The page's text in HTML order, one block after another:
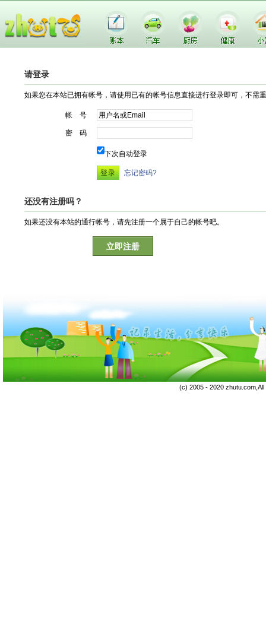
请登录
如果您在本站已拥有帐号，请使用已有的帐号信息直接进行登录即可，不需
帐 号
密 码
下次自动登录
忘记密码?
还没有注册吗？
如果还没有本站的通行帐号，请先注册一个属于自己的帐号吧。
立即注册
(c) 2005 - 2020